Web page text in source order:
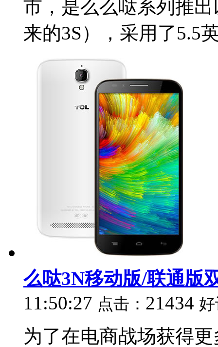
市，是么么哒系列推
来的3S），采用了5.5
么哒3N移动版/联通版
11:50:27 点击： 21434
为了在电商战场获得